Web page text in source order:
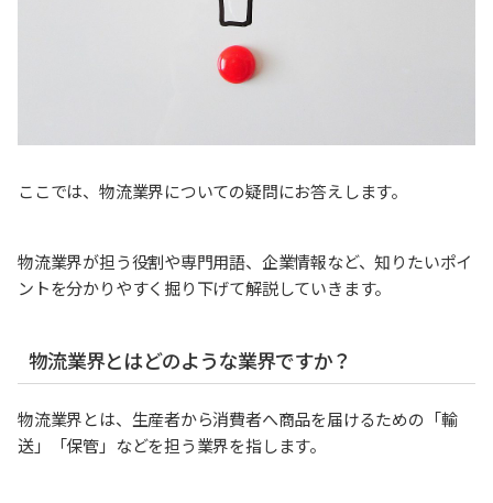
ここでは、物流業界についての疑問にお答えします。
物流業界が担う役割や専門用語、企業情報など、知りたいポイ
ントを分かりやすく掘り下げて解説していきます。
物流業界とはどのような業界ですか？
物流業界とは、生産者から消費者へ商品を届けるための「輸
送」「保管」などを担う業界を指します。